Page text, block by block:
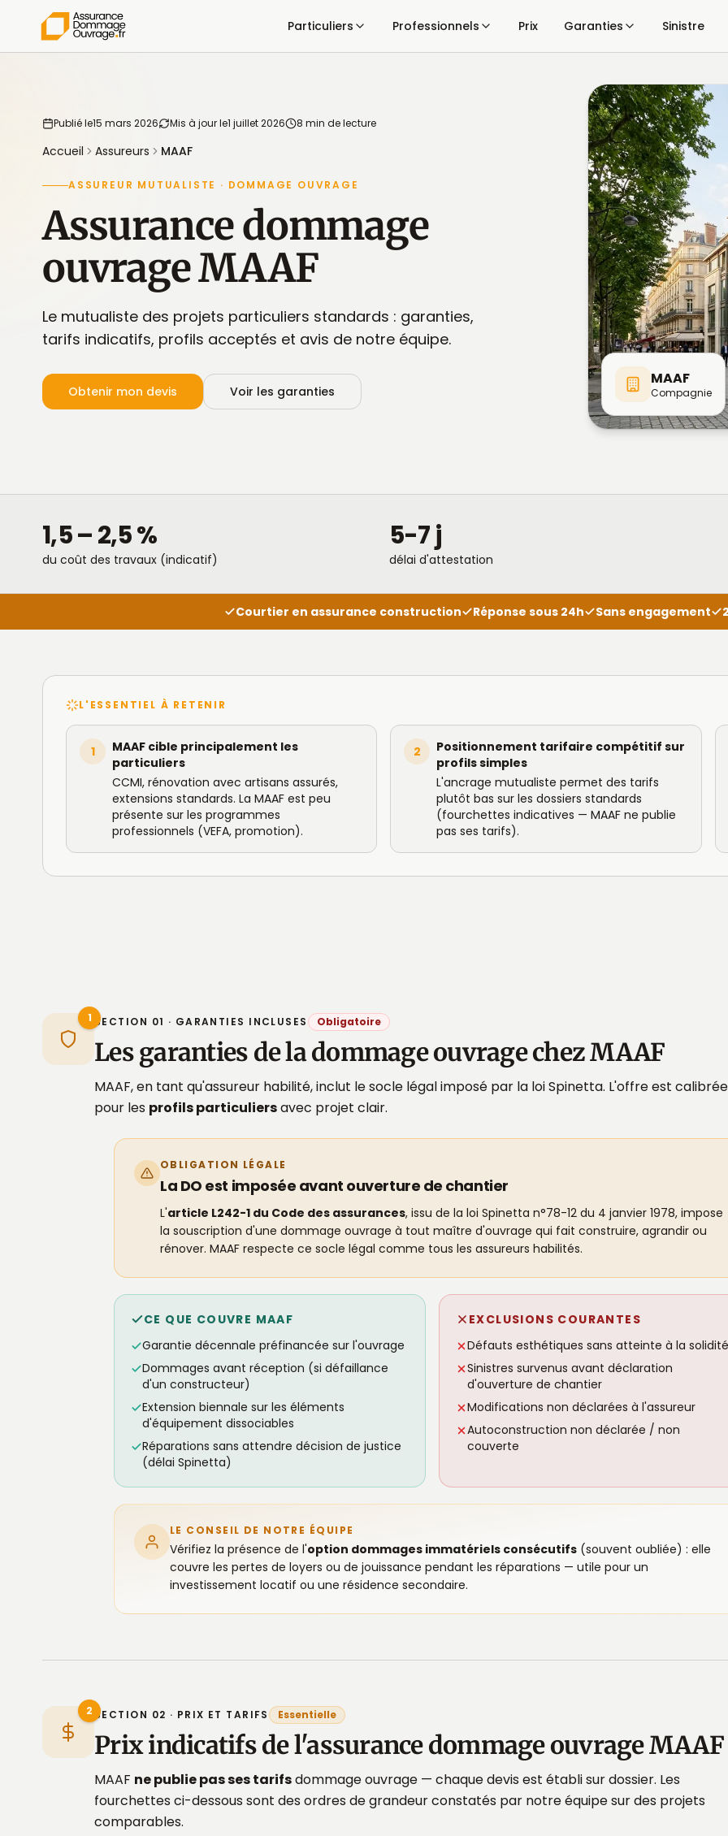
Particuliers Professionnels Prix Garanties Sinistre
Publié le15 mars 2026 Mis à jour le1 juillet 2026 8 min de lecture
Accueil Assureurs MAAF
ASSUREUR MUTUALISTE · DOMMAGE OUVRAGE
Assurance dommage
ouvrage MAAF
Le mutualiste des projets particuliers standards : garanties,
tarifs indicatifs, profils acceptés et avis de notre équipe.
Obtenir mon devis Voir les garanties
MAAF
Compagnie
1,5 – 2,5 %
du coût des travaux (indicatif)
5-7 j
délai d'attestation
Courtier en assurance construction Réponse sous 24h Sans engagement
L'ESSENTIEL À RETENIR
1
MAAF cible principalement les
particuliers
CCMI, rénovation avec artisans assurés,
extensions standards. La MAAF est peu
présente sur les programmes
professionnels (VEFA, promotion).
2
Positionnement tarifaire compétitif sur
profils simples
L'ancrage mutualiste permet des tarifs
plutôt bas sur les dossiers standards
(fourchettes indicatives — MAAF ne publie
pas ses tarifs).
1 SECTION 01 · GARANTIES INCLUSES Obligatoire
Les garanties de la dommage ouvrage chez MAAF
MAAF, en tant qu'assureur habilité, inclut le socle légal imposé par la loi Spinetta. L'offre est calibrée
pour les profils particuliersavec projet clair.
OBLIGATION LÉGALE
La DO est imposée avant ouverture de chantier
L'article L242-1 du Code des assurances, issu de la loi Spinetta n°78-12 du 4 janvier 1978, impose
la souscription d'une dommage ouvrage à tout maître d'ouvrage qui fait construire, agrandir ou
rénover. MAAF respecte ce socle légal comme tous les assureurs habilités.
CE QUE COUVRE MAAF
Garantie décennale préfinancée sur l'ouvrage
Dommages avant réception (si défaillance
d'un constructeur)
Extension biennale sur les éléments
d'équipement dissociables
Réparations sans attendre décision de justice
(délai Spinetta)
EXCLUSIONS COURANTES
Défauts esthétiques sans atteinte à la solidité
Sinistres survenus avant déclaration
d'ouverture de chantier
Modifications non déclarées à l'assureur
Autoconstruction non déclarée / non
couverte
LE CONSEIL DE NOTRE ÉQUIPE
Vérifiez la présence de l'option dommages immatériels consécutifs (souvent oubliée) : elle
couvre les pertes de loyers ou de jouissance pendant les réparations — utile pour un
investissement locatif ou une résidence secondaire.
2 SECTION 02 · PRIX ET TARIFS Essentielle
Prix indicatifs de l'assurance dommage ouvrage MAAF
MAAF ne publie pas ses tarifsdommage ouvrage — chaque devis est établi sur dossier. Les
fourchettes ci-dessous sont des ordres de grandeur constatés par notre équipe sur des projets
comparables.